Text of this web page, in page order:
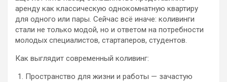
аренду как классическую однокомнатную квартиру
для одного или пары. Сейчас всё иначе: коливинги
стали не только модой, но и ответом на потребности
молодых специалистов, стартаперов, студентов.
Как выглядит современный коливинг:
Пространство для жизни и работы — зачастую